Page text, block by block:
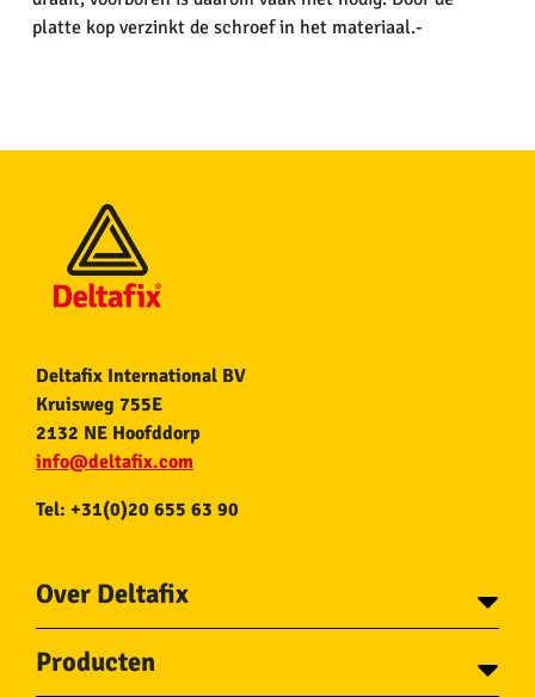
platte kop verzinkt de schroef in het materiaal.-
Deltafix International BV
Kruisweg 755E
2132 NE Hoofddorp
info@deltafix.com
Tel: +31(0)20 655 63 90
Over Deltafix
Voor gemeentes
Producten